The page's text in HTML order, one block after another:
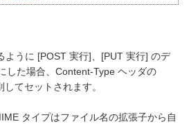
ように [POST 実行]、[PUT 実行] のデ
した場合、Content-Type ヘッダの
てセットされます。
タイプはファイル名の拡張子から自